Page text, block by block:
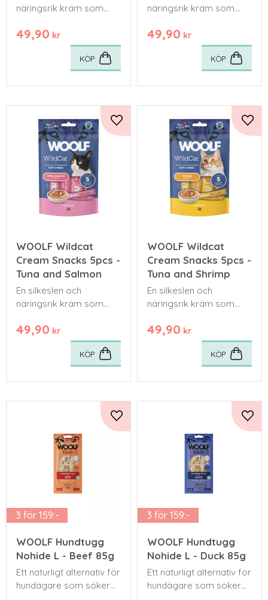
näringsrik kräm som
både unga, äldre och
kräsna katter.
49,90 kr
KÖP
näringsrik kräm som
både unga, äldre och
kräsna katter.
49,90 kr
KÖP
WOOLF Wildcat
Cream Snacks 5pcs -
Tuna and Salmon
En silkeslen och
näringsrik kräm som
både unga, äldre och
kräsna katter.
49,90 kr
Lägg till i favoriter
KÖP
WOOLF Wildcat
Cream Snacks 5pcs -
Tuna and Shrimp
En silkeslen och
näringsrik kräm som
både unga, äldre och
kräsna katter.
49,90 kr
KÖP
3 för 159:-
WOOLF Hundtugg
Nohide L - Beef 85g
Ett naturligt alternativ för
hundägare som söker
Lägg till i favoriter
3 för 159:-
WOOLF Hundtugg
Nohide L - Duck 85g
Ett naturligt alternativ för
hundägare som söker